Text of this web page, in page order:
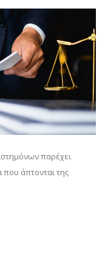
παρέχει
που άπτονται της